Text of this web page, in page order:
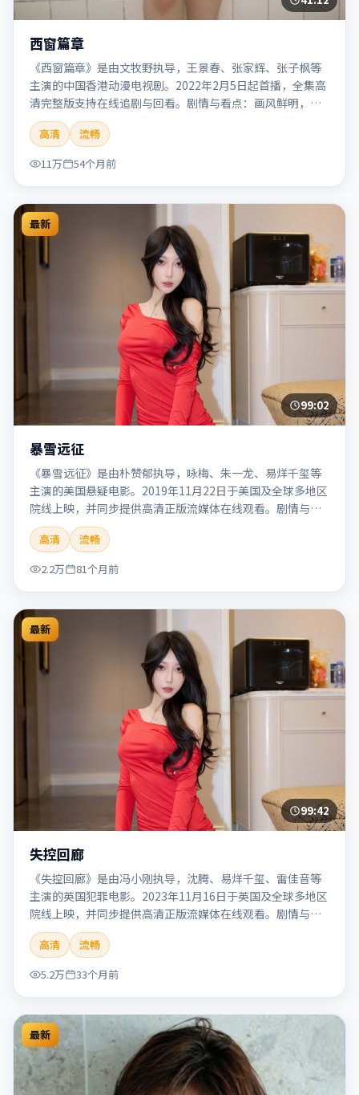
西窗篇章
《西窗篇章》是由文牧野执导，王景春、张家辉、张子枫等
主演的中国香港动漫电视剧。2022年2月5日起首播，全集高
清完整版支持在线追剧与回看。剧情与看点：画风鲜明，想
象力丰富，剧情适合青少年与动画爱好者。本片适合检索
「西窗篇章」「文牧野」「动漫」「中国香港」「2022」
「2022-02-05上映」等关键词的影迷阅读简介与主创信息。
高清
流畅
11万
54个月前
最新
99:02
暴雪远征
《暴雪远征》是由朴赞郁执导，咏梅、朱一龙、易烊千玺等
主演的美国悬疑电影。2019年11月22日于美国及全球多地区
院线上映，并同步提供高清正版流媒体在线观看。剧情与看
点：悬念层层推进，线索相互勾连，结局出人意料，适合推
理爱好者。本片适合检索「暴雪远征」「朴赞郁」「悬疑」
「美国」「2019」「2019-11-22上映」等关键词的影迷阅读
简介与主创信息。
高清
流畅
2.2万
81个月前
最新
99:42
失控回廊
《失控回廊》是由冯小刚执导，沈腾、易烊千玺、雷佳音等
主演的英国犯罪电影。2023年11月16日于英国及全球多地区
院线上映，并同步提供高清正版流媒体在线观看。剧情与看
点：聚焦案件与人性灰色地带，张力十足，兼具社会观察与
戏剧冲突。本片适合检索「失控回廊」「冯小刚」「犯罪」
「英国」「2023」「2023-11-16上映」等关键词的影迷阅读
简介与主创信息。
高清
流畅
5.2万
33个月前
最新